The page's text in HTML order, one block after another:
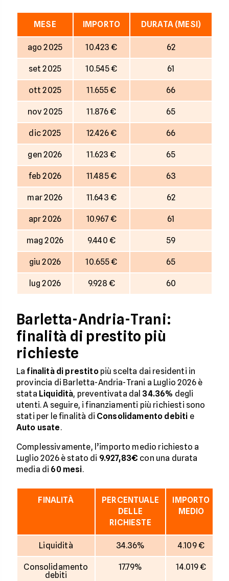
MESE IMPORTO DURATA (MESI)
ago 2025 10.423 € 62
set 2025 10.545 € 61
ott 2025 11.655 € 66
nov 2025 11.876 € 65
dic 2025 12.426 € 66
gen 2026 11.623 € 65
feb 2026 11.485 € 63
mar 2026 11.643 € 62
apr 2026 10.967 € 61
mag 2026 9.440 € 59
giu 2026 10.655 € 65
lug 2026 9.928 € 60
Barletta-Andria-Trani:
finalità di prestito più
richieste
Lafinalità di prestitopiù scelta dai residenti in
provincia di Barletta-Andria-Trani a Luglio 2026 è
stata Liquidità, preventivata dal 34.36% degli
utenti. A seguire, i finanziamenti più richiesti sono
stati per le finalità di Consolidamento debiti e
Auto usate.
Complessivamente, l’importo medio richiesto a
Luglio 2026 è stato di 9.927,83€ con una durata
media di 60 mesi.
FINALITÀ
PERCENTUALE
DELLE
RICHIESTE
IMPORTO
MEDIO
Liquidità 34.36% 4.109 €
Consolidamento
debiti
17.79% 14.019 €